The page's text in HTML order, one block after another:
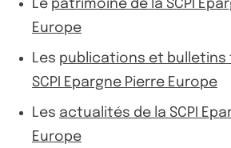
Le patrimoine de la SCPI
Europe
Les publications et bulletins
SCPI Epargne Pierre Europe
Les actualités de la SCPI
Europe